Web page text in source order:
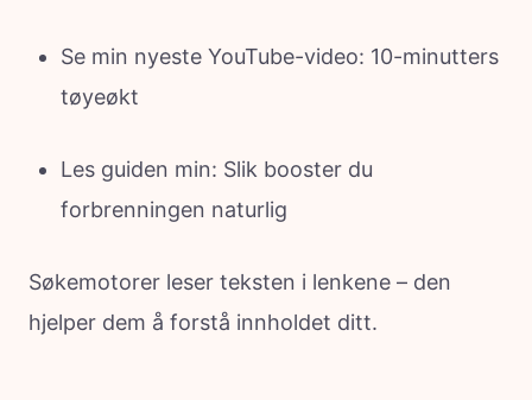
Se min nyeste YouTube-video: 10-minutters
tøyeøkt
Les guiden min: Slik booster du
forbrenningen naturlig
Søkemotorer leser teksten i lenkene – den
hjelper dem å forstå innholdet ditt.